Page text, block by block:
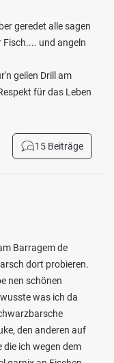
geredet alle sagen
und angeln
geilen Drill am
für das Leben
15 Beiträge
Barragem de
dort probieren.
nen schönen
was ich da
den anderen auf
die ich wegen dem